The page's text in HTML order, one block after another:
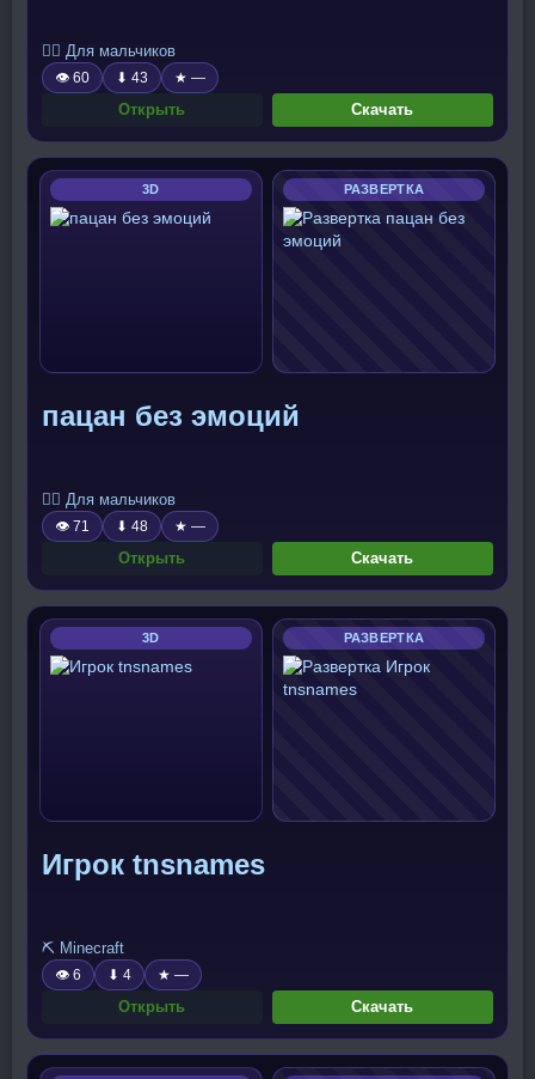
🧍‍♂️ Для мальчиков
👁 60 ⬇ 43 ★ —
Открыть Скачать
3D РАЗВЕРТКА
пацан без эмоций
🧍‍♂️ Для мальчиков
👁 71 ⬇ 48 ★ —
Открыть Скачать
3D РАЗВЕРТКА
Игрок tnsnames
⛏️ Minecraft
👁 6 ⬇ 4 ★ —
Открыть Скачать